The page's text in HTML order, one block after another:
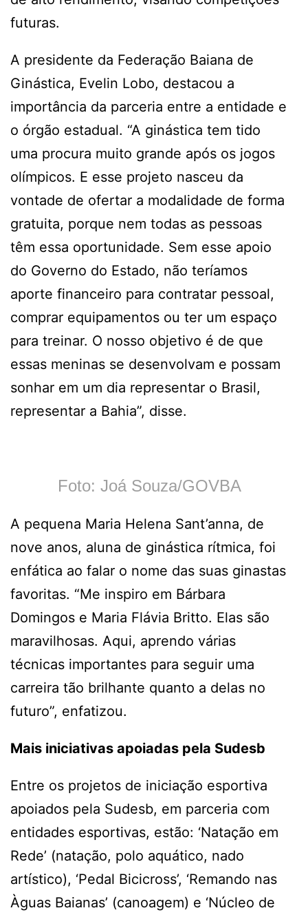
futuras.
A presidente da Federação Baiana de
Ginástica, Evelin Lobo, destacou a
importância da parceria entre a entidade e
o órgão estadual. “A ginástica tem tido
uma procura muito grande após os jogos
olímpicos. E esse projeto nasceu da
vontade de ofertar a modalidade de forma
gratuita, porque nem todas as pessoas
têm essa oportunidade. Sem esse apoio
do Governo do Estado, não teríamos
aporte financeiro para contratar pessoal,
comprar equipamentos ou ter um espaço
para treinar. O nosso objetivo é de que
essas meninas se desenvolvam e possam
sonhar em um dia representar o Brasil,
representar a Bahia”, disse.
Foto: Joá Souza/GOVBA
A pequena Maria Helena Sant’anna, de
nove anos, aluna de ginástica rítmica, foi
enfática ao falar o nome das suas ginastas
favoritas. “Me inspiro em Bárbara
Domingos e Maria Flávia Britto. Elas são
maravilhosas. Aqui, aprendo várias
técnicas importantes para seguir uma
carreira tão brilhante quanto a delas no
futuro”, enfatizou.
Mais iniciativas apoiadas pela Sudesb
Entre os projetos de iniciação esportiva
apoiados pela Sudesb, em parceria com
entidades esportivas, estão: ‘Natação em
Rede’ (natação, polo aquático, nado
artístico), ‘Pedal Bicicross’, ‘Remando nas
Àguas Baianas’ (canoagem) e ‘Núcleo de